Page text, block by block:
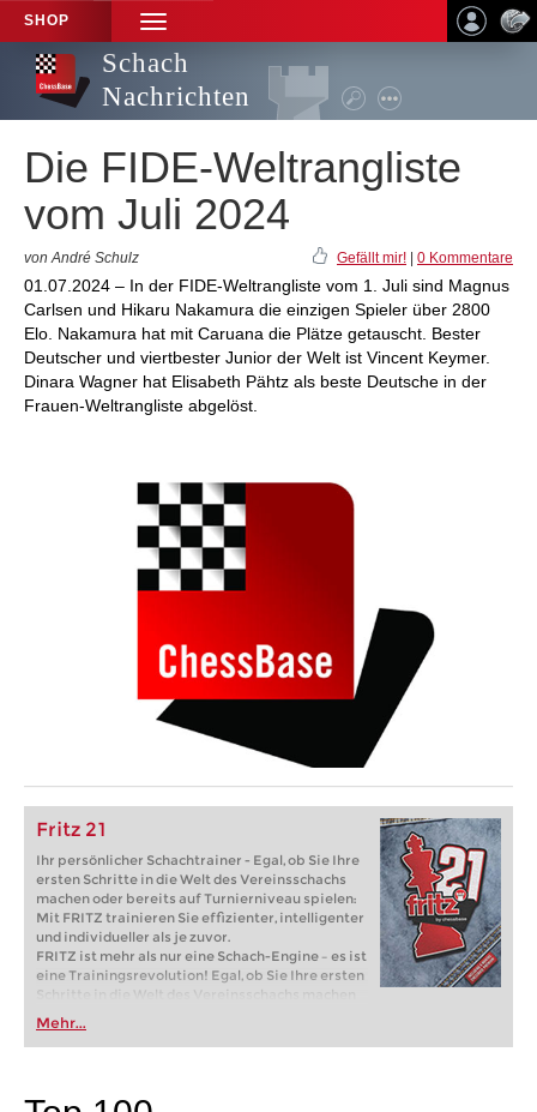
SHOP
TOGGLE
NAVIGATION
Schach
Nachrichten
Die FIDE-Weltrangliste
vom Juli 2024
von André Schulz Gefällt mir! 0 Kommentare
01.07.2024 – In der FIDE-Weltrangliste vom 1. Juli sind Magnus
Carlsen und Hikaru Nakamura die einzigen Spieler über 2800
Elo. Nakamura hat mit Caruana die Plätze getauscht. Bester
Deutscher und viertbester Junior der Welt ist Vincent Keymer.
Dinara Wagner hat Elisabeth Pähtz als beste Deutsche in der
Frauen-Weltrangliste abgelöst.
Fritz 21
Ihr persönlicher Schachtrainer - Egal, ob Sie Ihre
ersten Schritte in die Welt des Vereinsschachs
machen oder bereits auf Turnierniveau spielen:
Mit FRITZ trainieren Sie effizienter, intelligenter
und individueller als je zuvor.
FRITZ ist mehr als nur eine Schach-Engine – es ist
eine Trainingsrevolution! Egal, ob Sie Ihre ersten
Schritte in die Welt des Vereinsschachs machen
oder bereits auf Turnierniveau spielen: Mit
FRITZ trainieren Sie effizienter, intelligenter und
individueller als je zuvor.
Mehr...